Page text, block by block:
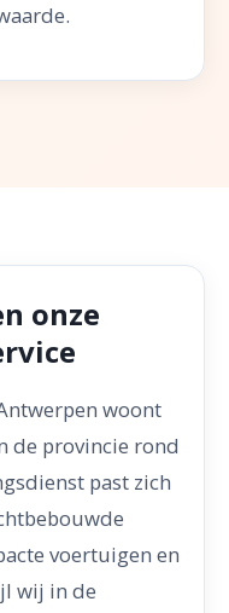
onze
woont
de provincie rond
past zich
voertuigen en
wij in de